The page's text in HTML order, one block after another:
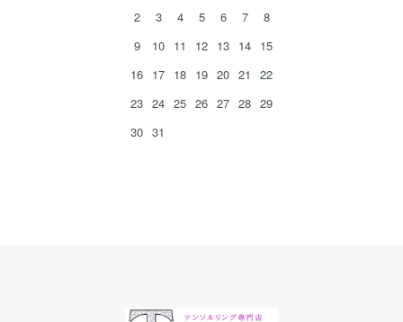
2
3 4 5 6 7
8
9
10 11 12 13 14 15
16 17 18 19 20 21
22
23 24 25 26 27 28 29
30 31